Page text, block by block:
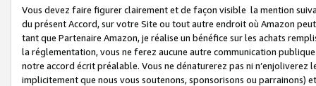
Vous devez faire figurer clairement et de façon visible la mention
du présent Accord, sur votre Site ou tout autre endroit où Amazon
tant que Partenaire Amazon, je réalise un bénéfice sur les achats
la réglementation, vous ne ferez aucune autre communication
notre accord écrit préalable. Vous ne dénaturerez pas ni
implicitement que nous vous soutenons, sponsorisons ou parrainons)